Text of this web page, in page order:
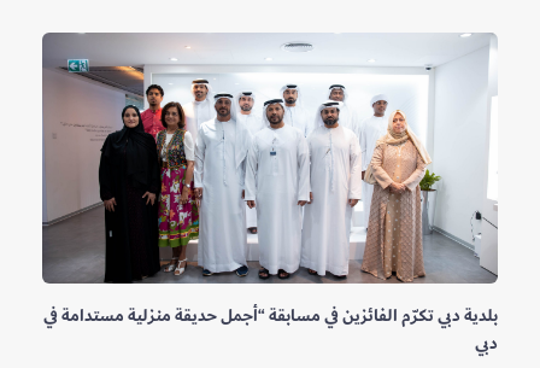
تحصد
جوائز
عالمية
ومحلية
خلال
الربع
الثاني
من
عام
2026
بلدية دبي تكرّم الفائزين في مسابقة “أجمل حديقة منزلية مستدامة في
دبي